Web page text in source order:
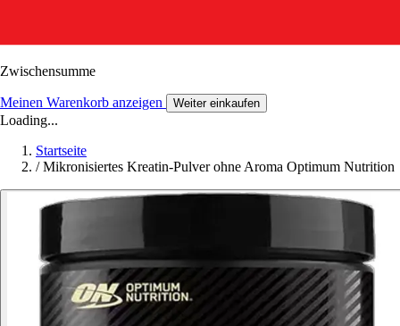
Zwischensumme
Meinen Warenkorb anzeigen Weiter einkaufen
Loading...
Startseite
/ Mikronisiertes Kreatin-Pulver ohne Aroma Optimum Nutrition